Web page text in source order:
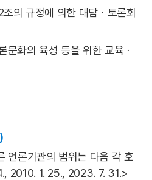
의 규정에 의한 대담ㆍ토론회
문화의 육성 등을 위한 교육ㆍ
언론기관의 범위는 다음 각 호
2010. 1. 25., 2023. 7. 31.>